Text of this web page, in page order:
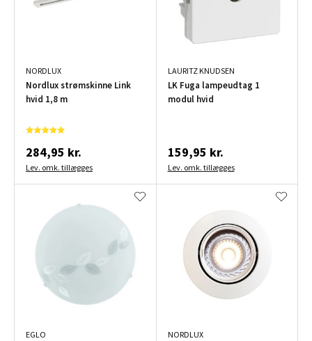
NORDLUX
Nordlux strømskinne Link
hvid 1,8 m
284,95 kr.
Lev. omk. tillægges
LAURITZ KNUDSEN
LK Fuga lampeudtag 1
modul hvid
159,95 kr.
Lev. omk. tillægges
EGLO NORDLUX